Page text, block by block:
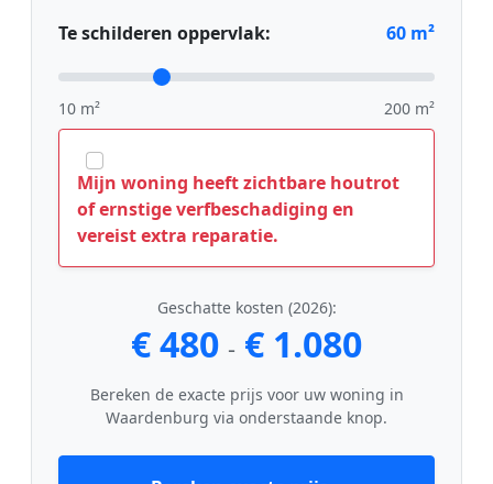
Te schilderen oppervlak: 60 m²
10 m² 200 m²
Mijn woning heeft zichtbare houtrot
of ernstige verfbeschadiging en
vereist extra reparatie.
Geschatte kosten (2026):
€ 480 - € 1.080
Bereken de exacte prijs voor uw woning in
Waardenburg via onderstaande knop.